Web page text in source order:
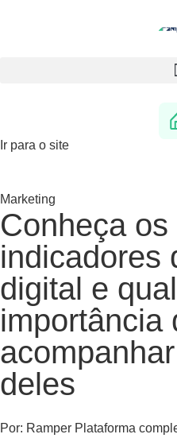
Ir para o site
Marketing
Conheça
indicadores
digital e
importância
deles
Por: Ramper Plataforma